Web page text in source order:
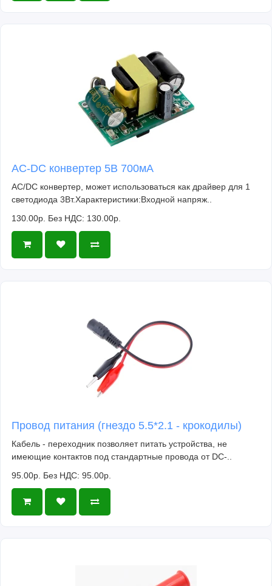
AC-DC конвертер 5В 700мА
AC/DC конвертер, может использоваться как драйвер для 1
светодиода 3Вт.Характеристики:Входной напряж..
130.00р. Без НДС: 130.00р.
Провод питания (гнездо 5.5*2.1 - крокодилы)
Кабель - переходник позволяет питать устройства, не
имеющие контактов под стандартные провода от DC-..
95.00р. Без НДС: 95.00р.